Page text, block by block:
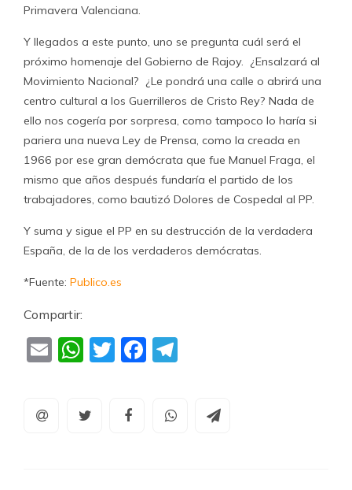
Primavera Valenciana.
Y llegados a este punto, uno se pregunta cuál será el
próximo homenaje del Gobierno de Rajoy. ¿Ensalzará al
Movimiento Nacional? ¿Le pondrá una calle o abrirá una
centro cultural a los Guerrilleros de Cristo Rey? Nada de
ello nos cogería por sorpresa, como tampoco lo haría si
pariera una nueva Ley de Prensa, como la creada en
1966 por ese gran demócrata que fue Manuel Fraga, el
mismo que años después fundaría el partido de los
trabajadores, como bautizó Dolores de Cospedal al PP.
Y suma y sigue el PP en su destrucción de la verdadera
España, de la de los verdaderos demócratas.
*Fuente: Publico.es
Compartir:
EmailWhatsApp
TwitterFacebook